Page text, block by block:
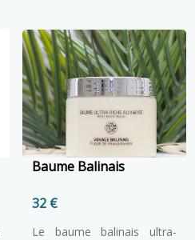
Baume Balinais
32 €
Le baume balinais ultra-